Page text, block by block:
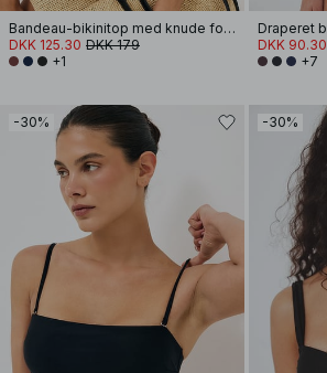
Bandeau-bikinitop med knude foran
DKK 125.30 DKK 179
+1
DKK 90.30
+7
-30% -30%